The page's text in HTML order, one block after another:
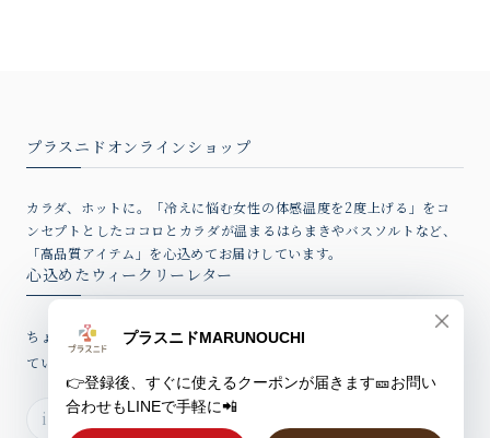
プラスニドオンラインショップ
カラダ、ホットに。「冷えに悩む女性の体感温度を2度上げる」をコ
ンセプトとしたココロとカラダが温まるはらまきやバスソルトなど、
「高品質アイテム」を心込めてお届けしています。
心込めたウィークリーレター
ちょっとしたお話、新製品情報やお得なクーポンを心込めてお届けし
ていますのでぜひご登録ください。